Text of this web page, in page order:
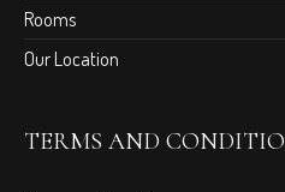
Rooms
Our Location
TERMS AND